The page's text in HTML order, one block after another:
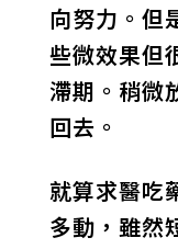
向努力。但
些微效果但
滯期。稍微
回去。
就算求醫吃
多動，雖然